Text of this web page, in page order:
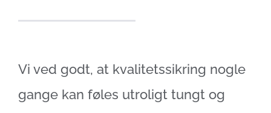
Vi ved godt, at kvalitetssikring nogle
gange kan føles utroligt tungt og